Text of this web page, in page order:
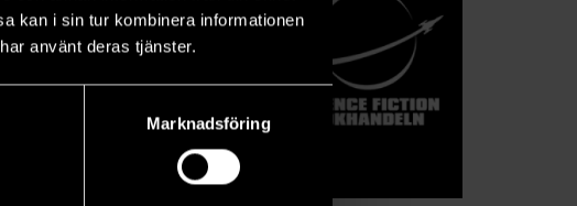
kan i sin tur kombinera informationen
använt deras tjänster.
Marknadsföring